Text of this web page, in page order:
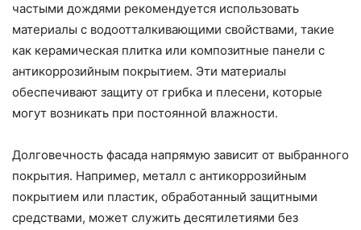
частыми дождями рекомендуется использовать
материалы с водоотталкивающими свойствами, такие
как керамическая плитка или композитные панели с
антикоррозийным покрытием. Эти материалы
обеспечивают защиту от грибка и плесени, которые
могут возникать при постоянной влажности.
Долговечность фасада напрямую зависит от выбранного
покрытия. Например, металл с антикоррозийным
покрытием или пластик, обработанный защитными
средствами, может служить десятилетиями без